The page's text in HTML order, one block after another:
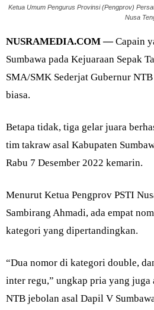
Ketua Umum Pengurus Provinsi (Pengprov)
Nusa
NUSRAMEDIA.COM —Capain
Sumbawa pada Kejuaraan Sepak
SMA/SMK Sederjat Gubernur
biasa.
Betapa tidak, tiga gelar juara
tim takraw asal Kabupaten
Rabu 7 Desember 2022 kemarin.
Menurut Ketua Pengprov PSTI
Sambirang Ahmadi, ada empat
kategori yang dipertandingkan.
“Dua nomor di kategori double,
inter regu,” ungkap pria yang juga
NTB jebolan asal Dapil V